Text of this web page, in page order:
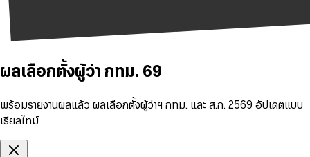
ผลเลือกตั้งผู้ว่า กทม. 69
พร้อมรายงานผลแล้ว ผลเลือกตั้งผู้ว่าฯ กทม. และ ส.ก. 2569 อัปเดตแบบ
เรียลไทม์